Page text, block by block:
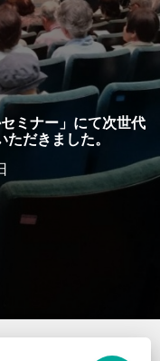
ミナー」にて次世代
だきました。